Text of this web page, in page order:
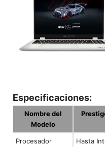
Especificaciones:
Nombre del
Modelo
Procesador
Hasta